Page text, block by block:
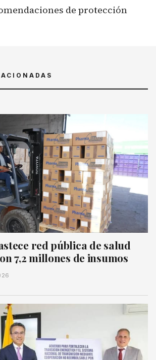
de protección
red pública de salud
7,2 millones de insumos